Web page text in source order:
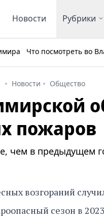
Новости Рубрики
Что посмотреть во
Новости Общество
пожаров
чем в предыдущем
возгораний
сезон в